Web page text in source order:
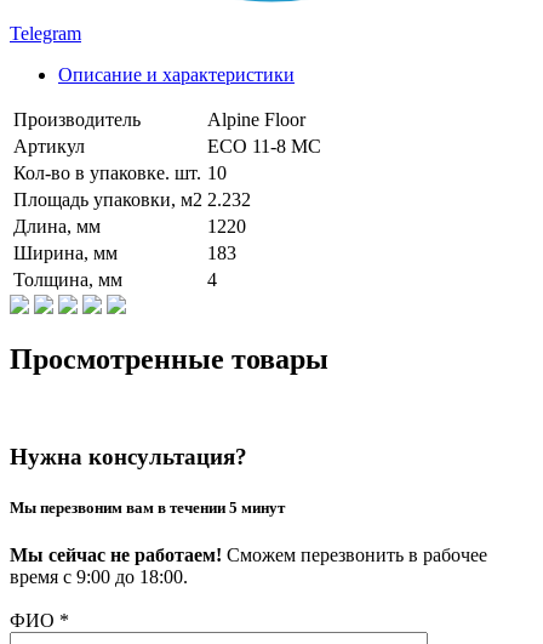
Telegram
Описание и характеристики
Производитель
Alpine Floor
Артикул
ECO 11-8 MC
Кол-во в упаковке. шт. 10
Площадь упаковки, м2 2.232
Длина, мм
1220
Ширина, мм
183
Толщина, мм
4
Просмотренные товары
Нужна консультация?
Мы перезвоним вам в течении 5 минут
Мы сейчас не работаем! Сможем перезвонить в рабочее
время с 9:00 до 18:00.
ФИО *